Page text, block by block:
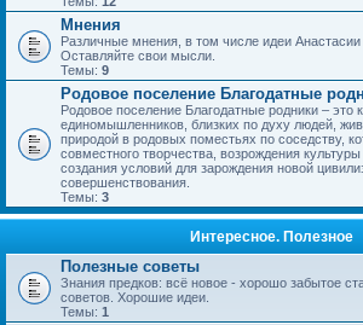
Мнения
Различные мнения, в том числе идеи Анастасии
Оставляйте свои мысли.
Темы: 9
Родовое поселение Благодатные
Родовое поселение Благодатные родники – это
единомышленников, близких по духу людей,
природой в родовых поместьях по соседству,
совместного творчества, возрождения культуры
создания условий для зарождения новой
совершенствования.
Темы: 3
Интересное. Полезное
Полезные советы
Знания предков: всё новое - хорошо забытое
советов. Хорошие идеи.
Темы: 1